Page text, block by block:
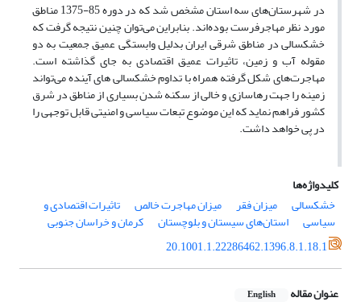
در شهرستان‌های سه استان مشخص شد که در دوره 85-1375 مناطق
مورد نظر مهاجرفرست بوده‌اند. بنابراین می‌توان چنین نتیجه گرفت که
خشکسالی در مناطق شرقی ایران بدلیل وابستگی عمیق جمعیت به دو
مقوله آب و زمین، تاثیرات عمیق اقتصادی به جای گذاشته است.
مهاجرت‌های شکل گرفته همراه با تداوم خشکسالی های آینده می‌تواند
زمینه را جهت رهاسازی و خالی از سکنه شدن بسیاری از مناطق در شرق
کشور فراهم نماید که این موضوع تبعات سیاسی و امنیتی قابل توجهی را
در پی خواهد داشت.
کلیدواژه‌ها
خشکسالی
میزان فقر میزان مهاجرت خالص تاثیرات اقتصادی و
سیاسی استان‌های سیستان و بلوچستان
کرمان و خراسان جنوبی
20.1001.1.22286462.1396.8.1.18.1
عنوان مقاله English